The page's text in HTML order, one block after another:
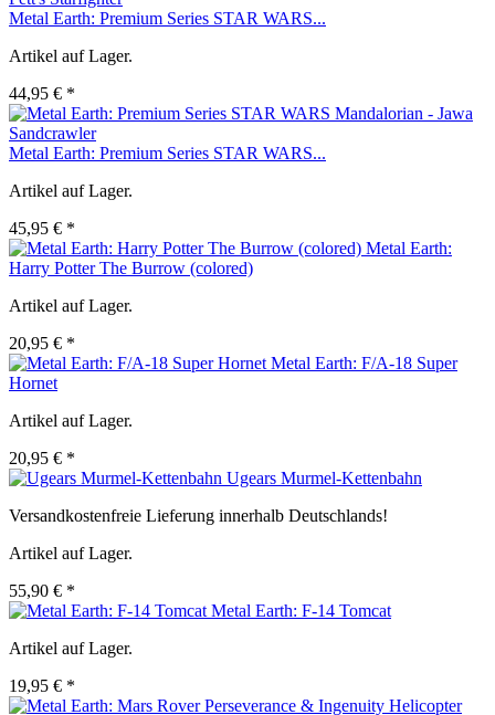
Metal Earth: Premium Series STAR WARS...
Artikel auf Lager.
44,95 € *
Metal Earth: Premium Series STAR WARS...
Artikel auf Lager.
45,95 € *
Metal Earth:
Harry Potter The Burrow (colored)
Artikel auf Lager.
20,95 € *
Metal Earth: F/A-18 Super
Hornet
Artikel auf Lager.
20,95 € *
Ugears Murmel-Kettenbahn
Versandkostenfreie Lieferung innerhalb Deutschlands!
Artikel auf Lager.
55,90 € *
Metal Earth: F-14 Tomcat
Artikel auf Lager.
19,95 € *